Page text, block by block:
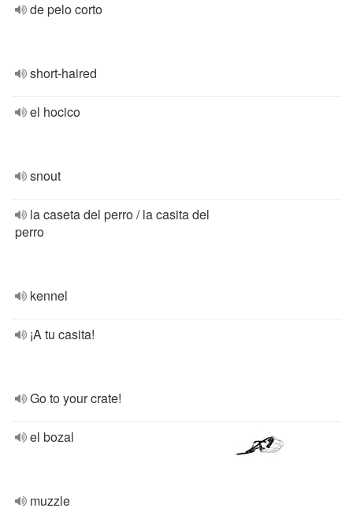
de pelo corto
short-haired
el hocico
snout
la caseta del perro / la casita del
perro
kennel
¡A tu casita!
Go to your crate!
el bozal
muzzle